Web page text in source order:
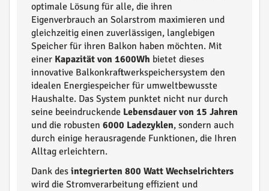
optimale Lösung für alle, die ihren
Eigenverbrauch an Solarstrom maximieren und
gleichzeitig einen zuverlässigen, langlebigen
Speicher für ihren Balkon haben möchten. Mit
einer Kapazität von 1600Wh bietet dieses
innovative Balkonkraftwerkspeichersystem den
idealen Energiespeicher für umweltbewusste
Haushalte. Das System punktet nicht nur durch
seine beeindruckende Lebensdauer von 15 Jahren
und die robusten 6000 Ladezyklen, sondern auch
durch einige herausragende Funktionen, die Ihren
Alltag erleichtern.
Dank des integrierten 800 Watt Wechselrichters
wird die Stromverarbeitung effizient und